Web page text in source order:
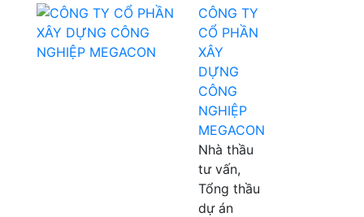
CÔNG TY
CỔ PHẦN
XÂY
DỰNG
CÔNG
NGHIỆP
MEGACON
Nhà thầu
tư vấn,
Tổng thầu
dự án